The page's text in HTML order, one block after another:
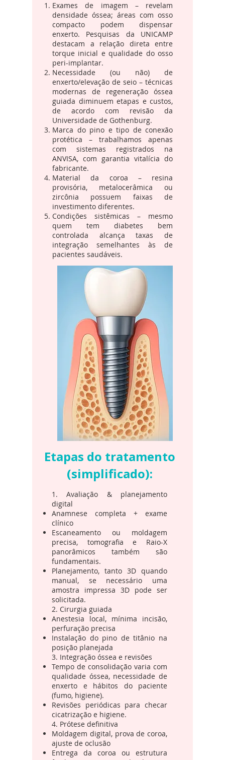
Exames de imagem – revelam
densidade óssea; áreas com osso
compacto podem dispensar
enxerto. Pesquisas da UNICAMP
destacam a relação direta entre
torque inicial e qualidade do osso
peri-implantar.
Necessidade (ou não) de
enxerto/elevação de seio – técnicas
modernas de regeneração óssea
guiada diminuem etapas e custos,
de acordo com revisão da
Universidade de Gothenburg.
Marca do pino e tipo de conexão
protética – trabalhamos apenas
com sistemas registrados na
ANVISA, com garantia vitalícia do
fabricante.
Material da coroa – resina
provisória, metalocerâmica ou
zircônia possuem faixas de
investimento diferentes.
Condições sistêmicas – mesmo
quem tem diabetes bem
controlada alcança taxas de
integração semelhantes às de
pacientes saudáveis.
Etapas do tratamento
(simplificado):
1. Avaliação & planejamento
digital
Anamnese completa + exame
clínico
Escaneamento ou moldagem
precisa, tomografia e Raio-X
panorâmicos também são
fundamentais.
Planejamento, tanto 3D quando
manual, se necessário uma
amostra impressa 3D pode ser
solicitada.
2. Cirurgia guiada
Anestesia local, mínima incisão,
perfuração precisa
Instalação do pino de titânio na
posição planejada
3. Integração óssea e revisões
Tempo de consolidação varia com
qualidade óssea, necessidade de
enxerto e hábitos do paciente
(fumo, higiene).
Revisões periódicas para checar
cicatrização e higiene.
4. Prótese definitiva
Moldagem digital, prova de coroa,
ajuste de oclusão
Entrega da coroa ou estrutura